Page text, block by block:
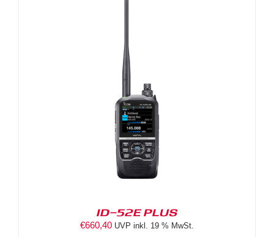
ID-52E PLUS
€660,40 UVP inkl. 19 % MwSt.